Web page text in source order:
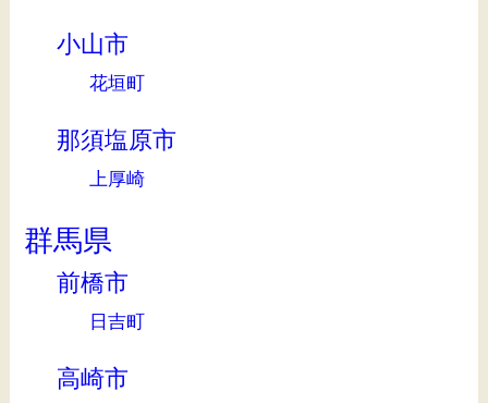
小山市
花垣町
那須塩原市
上厚崎
群馬県
前橋市
日吉町
高崎市